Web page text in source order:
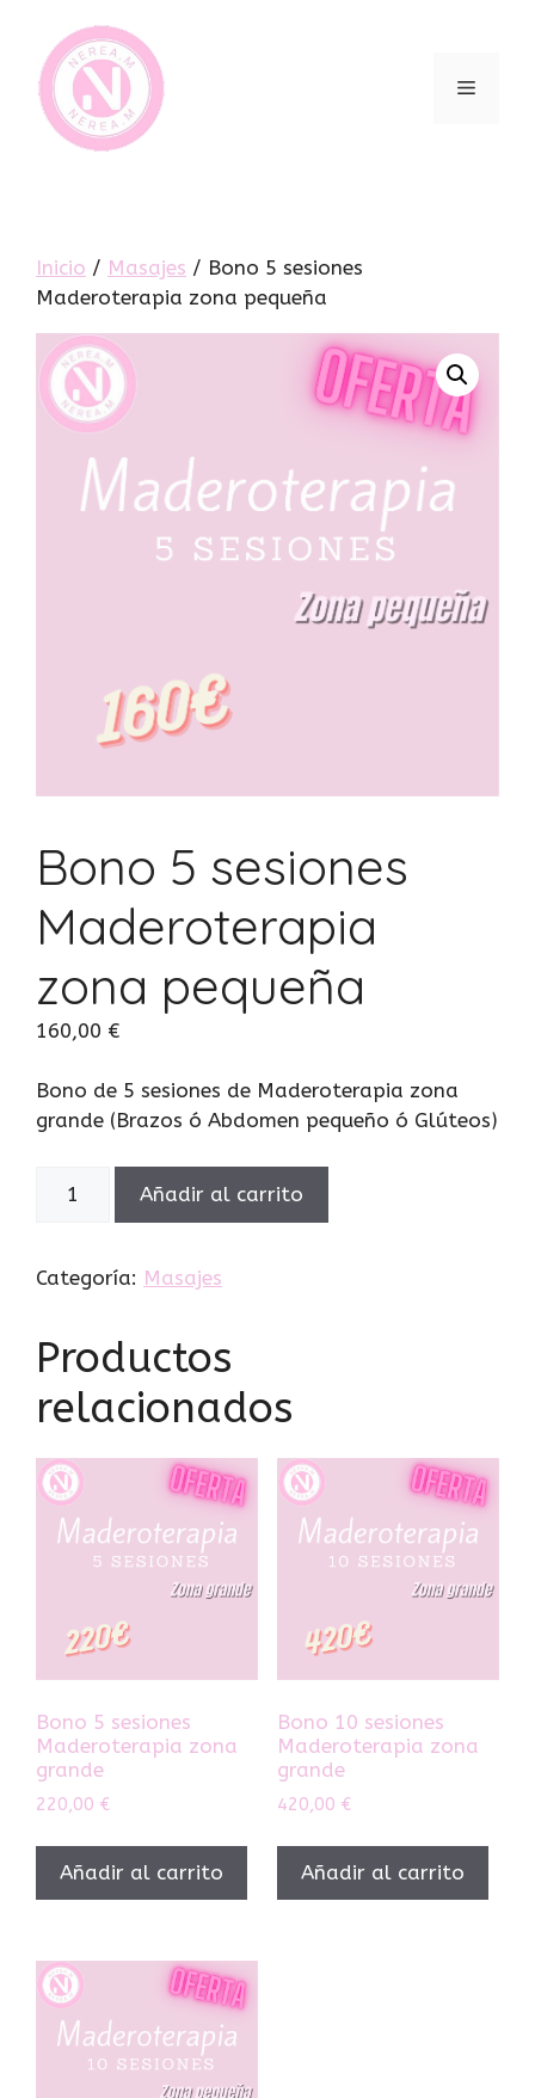
Inicio / Masajes / Bono 5 sesiones
Maderoterapia zona pequeña
Bono 5 sesiones
Maderoterapia
zona pequeña
160,00 €
Bono de 5 sesiones de Maderoterapia zona
grande (Brazos ó Abdomen pequeño ó Glúteos)
Añadir al carrito
Categoría: Masajes
Productos
relacionados
Bono 5 sesiones
Maderoterapia zona
grande
220,00 €
Añadir al carrito
Bono 10 sesiones
Maderoterapia zona
grande
420,00 €
Añadir al carrito